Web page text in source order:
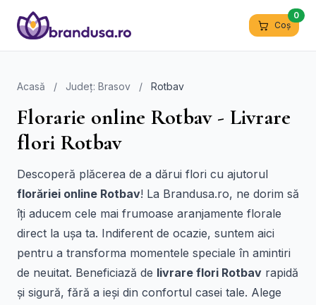
Coș
0
Acasă / Județ: Brasov / Rotbav
Florarie online Rotbav - Livrare
flori Rotbav
Descoperă plăcerea de a dărui flori cu ajutorul
florăriei online Rotbav! La Brandusa.ro, ne dorim să
îți aducem cele mai frumoase aranjamente florale
direct la ușa ta. Indiferent de ocazie, suntem aici
pentru a transforma momentele speciale în amintiri
de neuitat. Beneficiază de livrare flori Rotbav rapidă
și sigură, fără a ieși din confortul casei tale. Alege